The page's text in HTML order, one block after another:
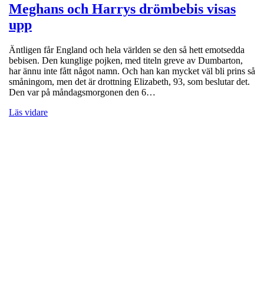
Meghans och Harrys drömbebis visas
upp
Äntligen får England och hela världen se den så hett emotsedda
bebisen. Den kunglige pojken, med titeln greve av Dumbarton,
har ännu inte fått något namn. Och han kan mycket väl bli prins så
småningom, men det är drottning Elizabeth, 93, som beslutar det.
Den var på måndagsmorgonen den 6…
Läs vidare